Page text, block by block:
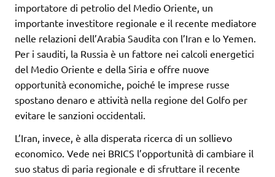
importatore di petrolio del Medio Oriente, un
importante investitore regionale e il recente mediatore
nelle relazioni dell’Arabia Saudita con l’Iran e lo Yemen.
Per i sauditi, la Russia è un fattore nei calcoli energetici
del Medio Oriente e della Siria e offre nuove
opportunità economiche, poiché le imprese russe
spostano denaro e attività nella regione del Golfo per
evitare le sanzioni occidentali.
L’Iran, invece, è alla disperata ricerca di un sollievo
economico. Vede nei BRICS l’opportunità di cambiare il
suo status di paria regionale e di sfruttare il recente